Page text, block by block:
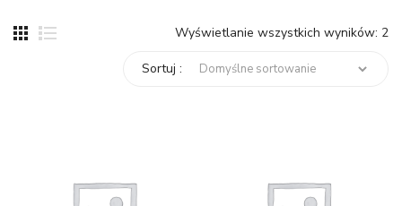
Wyświetlanie wszystkich wyników: 2
Sortuj :